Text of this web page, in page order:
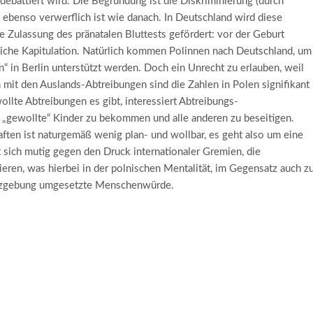
verwerflich ist wie danach. In Deutschland wird diese
des pränatalen Bluttests gefördert: vor der Geburt
Kapitulation. Natürlich kommen Polinnen nach Deutschland, um
in Berlin unterstützt werden. Doch ein Unrecht zu erlauben, weil
den Auslands-Abtreibungen sind die Zahlen in Polen signifikant
Abtreibungen es gibt, interessiert Abtreibungs-
Kinder zu bekommen und alle anderen zu beseitigen.
ist naturgemäß wenig plan- und wollbar, es geht also um eine
mutig gegen den Druck internationaler Gremien, die
was hierbei in der polnischen Mentalität, im Gegensatz auch
umgesetzte Menschenwürde.